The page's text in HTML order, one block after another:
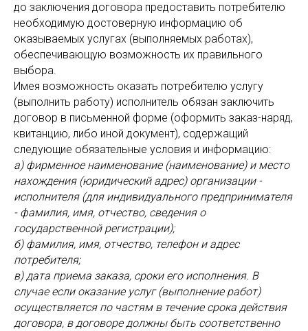
до заключения договора предоставить потребителю
необходимую достоверную информацию об
оказываемых услугах (выполняемых работах),
обеспечивающую возможность их правильного
выбора.
Имея возможность оказать потребителю услугу
(выполнить работу) исполнитель обязан заключить
договор в письменной форме (оформить заказ-наряд,
квитанцию, либо иной документ), содержащий
следующие обязательные условия и информацию:
а) фирменное наименование (наименование) и место
нахождения (юридический адрес) организации -
исполнителя (для индивидуального предпринимателя
- фамилия, имя, отчество, сведения о
государственной регистрации);
б) фамилия, имя, отчество, телефон и адрес
потребителя;
в) дата приема заказа, сроки его исполнения. В
случае если оказание услуг (выполнение работ)
осуществляется по частям в течение срока действия
договора, в договоре должны быть соответственно